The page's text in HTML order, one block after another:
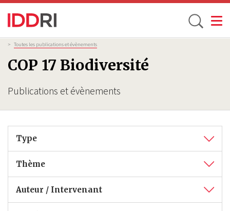
Aller
au
contenu
principal
Toggle
COP 17 Biodiversité
Publications et évènements
Fil
d'Ariane
> Toutes les publications et évènements
Type
Thème
Auteur / Intervenant